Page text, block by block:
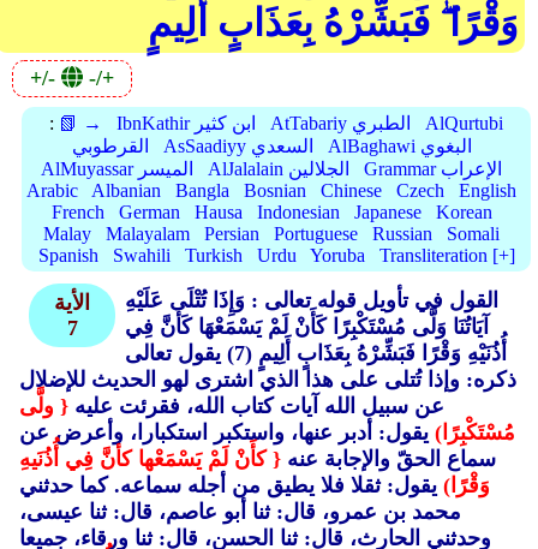
وَقْرًا ۖ فَبَشِّرْهُ بِعَذَابٍ أَلِيمٍ
+/- -/+
: 📗 → IbnKathir ابن كثير AtTabariy الطبري
AlQurtubi
القرطوبي
AsSaadiyy السعدي
AlBaghawi البغوي
AlMuyassar الميسر
AlJalalain الجلالين
Grammar الإعراب
Arabic
Albanian Bangla Bosnian Chinese Czech
English
French
German Hausa Indonesian Japanese
Korean
Malay
Malayalam Persian Portuguese Russian
Somali
Spanish
Swahili Turkish Urdu Yoruba Transliteration [+]
الأية
7
القول في تأويل قوله تعالى : وَإِذَا تُتْلَى عَلَيْهِ
آيَاتُنَا وَلَّى مُسْتَكْبِرًا كَأَنْ لَمْ يَسْمَعْهَا كَأَنَّ فِي
أُذُنَيْهِ وَقْرًا فَبَشِّرْهُ بِعَذَابٍ أَلِيمٍ (7)
يقول تعالى
ذكره: وإذا تُتلى على هذا الذي اشترى لهو الحديث للإضلال
عن سبيل الله آيات كتاب الله، فقرئت عليه { ولَّى
مُسْتَكْبِرًا) يقول: أدبر عنها، واستكبر استكبارا، وأعرض عن
سماع الحقّ والإجابة عنه { كأَنْ لَمْ يَسْمَعْها كأنَّ فِي أُذُنَيهِ
وَقْرًا) يقول: ثقلا فلا يطيق من أجله سماعه. كما حدثني
محمد بن عمرو، قال: ثنا أبو عاصم، قال: ثنا عيسى،
وحدثني الحارث، قال: ثنا الحسن، قال: ثنا ورقاء، جميعا